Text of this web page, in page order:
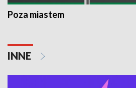
Poza miastem
INNE